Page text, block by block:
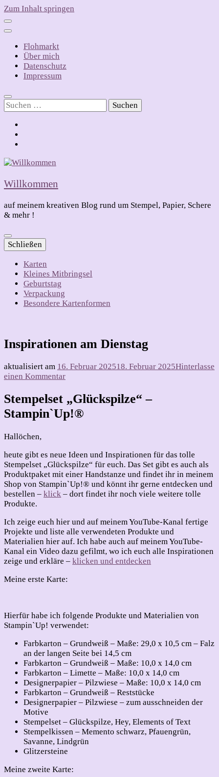
Zum Inhalt springen
Flohmarkt
Über mich
Datenschutz
Impressum
Suchen
nach:
Willkommen
auf meinem kreativen Blog rund um Stempel, Papier, Schere
& mehr !
Schließen
Karten
Kleines Mitbringsel
Geburtstag
Verpackung
Besondere Kartenformen
Inspirationen am Dienstag
aktualisiert am 16. Februar 202518. Februar 2025Hinterlasse
einen Kommentarzu
am
Dienstag
Stempelset „Glückspilze“ –
Stampin`Up!®
Hallöchen,
heute gibt es neue Ideen und Inspirationen für das tolle
Stempelset „Glückspilze“ für euch. Das Set gibt es auch als
Produktpaket mit einer Handstanze und findet ihr in meinem
Shop von Stampin`Up!® und könnt ihr gerne entdecken und
bestellen – klick – dort findet ihr noch viele weitere tolle
Produkte.
Ich zeige euch hier und auf meinem YouTube-Kanal fertige
Projekte und liste alle verwendeten Produkte und
Materialien hier auf. Ich habe auch auf meinem YouTube-
Kanal ein Video dazu gefilmt, wo ich euch alle Inspirationen
zeige und erkläre – klicken und entdecken
Meine erste Karte:
Hierfür habe ich folgende Produkte und Materialien von
Stampin`Up! verwendet:
Farbkarton – Grundweiß – Maße: 29,0 x 10,5 cm – Falz
an der langen Seite bei 14,5 cm
Farbkarton – Grundweiß – Maße: 10,0 x 14,0 cm
Farbkarton – Limette – Maße: 10,0 x 14,0 cm
Designerpapier – Pilzwiese – Maße: 10,0 x 14,0 cm
Farbkarton – Grundweiß – Reststücke
Designerpapier – Pilzwiese – zum ausschneiden der
Motive
Stempelset – Glückspilze, Hey, Elements of Text
Stempelkissen – Memento schwarz, Pfauengrün,
Savanne, Lindgrün
Glitzersteine
Meine zweite Karte: